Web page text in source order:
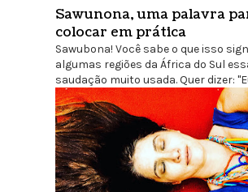
Sawunona, uma palavra
colocar em prática
Sawubona! Você sabe o que isso
algumas regiões da África do Sul
saudação muito usada. Quer dizer: